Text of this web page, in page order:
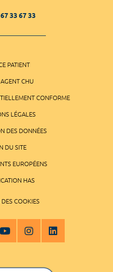
33 67 33
PATIENT
CHU
CONFORME
LÉGALES
DES DONNÉES
DU SITE
EUROPÉENS
HAS
COOKIES